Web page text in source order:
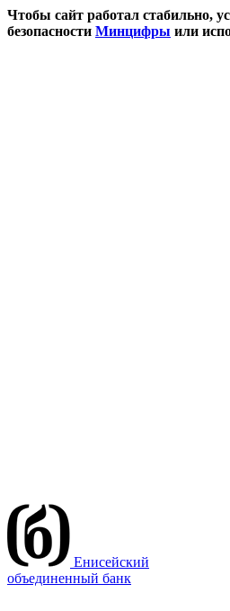
Чтобы сайт работал стабильно,
безопасности Минцифры или
Енисейский
объединенный банк